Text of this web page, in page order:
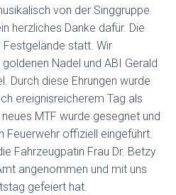
von der Singgruppe
herzliches Danke dafür. Die
statt. Wir
Nadel und ABI Gerald
Durch diese Ehrungen wurde
ereignisreicherem Tag als
MTF wurde gesegnet und
Feuerwehr offiziell eingeführt.
Fahrzeugpatin Frau Dr. Betzy
angenommen und mit uns
gefeiert hat.